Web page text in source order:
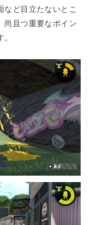
など目立たないとこ
尚且つ重要なポイン